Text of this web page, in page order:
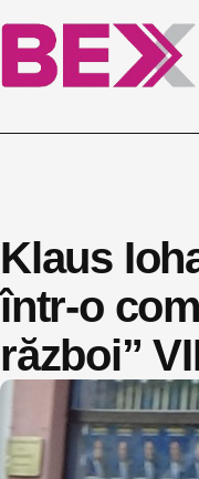
Klaus
într-o
război”